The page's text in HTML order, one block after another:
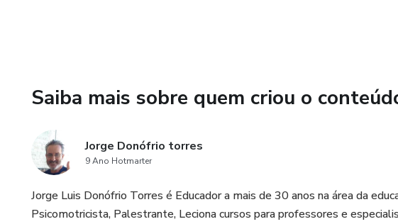
Saiba mais sobre quem criou o
Jorge Donófrio torres
9 Ano Hotmarter
Jorge Luis Donófrio Torres é Educador a mais de 30 anos na área da
Psicomotricista, Palestrante, Leciona cursos para professores e